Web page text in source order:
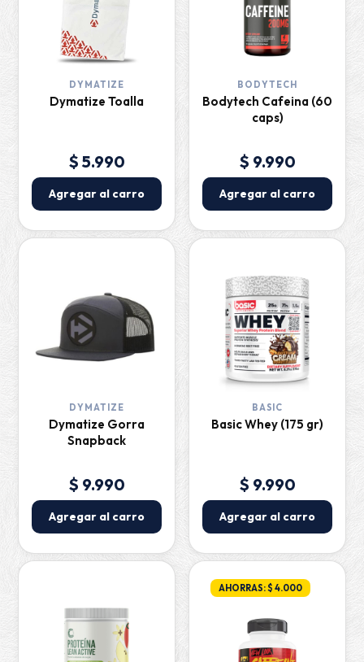
DYMATIZE
Dymatize Toalla
$ 5.990
Agregar al carro
BODYTECH
Bodytech Cafeina (60
caps)
$ 9.990
Agregar al carro
DYMATIZE
Dymatize Gorra
Snapback
$ 9.990
Agregar al carro
BASIC
Basic Whey (175 gr)
$ 9.990
Agregar al carro
AHORRAS: $ 4.000